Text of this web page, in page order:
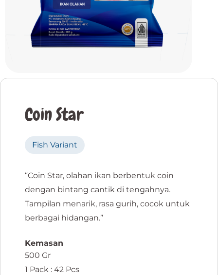
Coin Star
Fish Variant
“Coin Star, olahan ikan berbentuk coin
dengan bintang cantik di tengahnya.
Tampilan menarik, rasa gurih, cocok untuk
berbagai hidangan.”
Kemasan
500 Gr
1 Pack : 42 Pcs